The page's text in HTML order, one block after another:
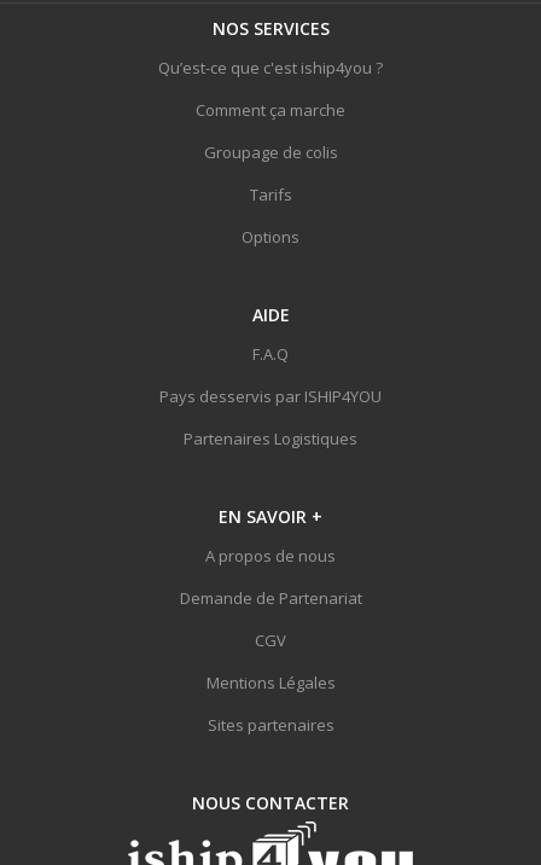
NOS SERVICES
Qu’est-ce que c'est iship4you ?
Comment ça marche
Groupage de colis
Tarifs
Options
AIDE
F.A.Q
Pays desservis par ISHIP4YOU
Partenaires Logistiques
EN SAVOIR +
A propos de nous
Demande de Partenariat
CGV
Mentions Légales
Sites partenaires
NOUS CONTACTER